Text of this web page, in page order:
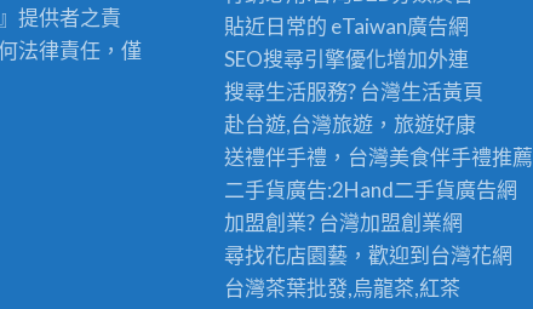
供
應
商
，
頂
級
老
茶
批
發
首
選
〉
台
灣
高
山
茶
王
級
的
品
享
受
〉
提供者之責
法律責任，僅
貼近日常的 eTaiwan廣告網
SEO搜尋引擎優化增加外連
搜尋生活服務? 台灣生活黃頁
赴台遊,台灣旅遊 ，旅遊好康
送禮伴手禮，台灣美食伴手禮推薦
二手貨廣告:2Hand二手貨廣告網
加盟創業? 台灣加盟創業網
尋找花店園藝，歡迎到 台灣花網
台灣茶葉批發,烏龍茶,紅茶